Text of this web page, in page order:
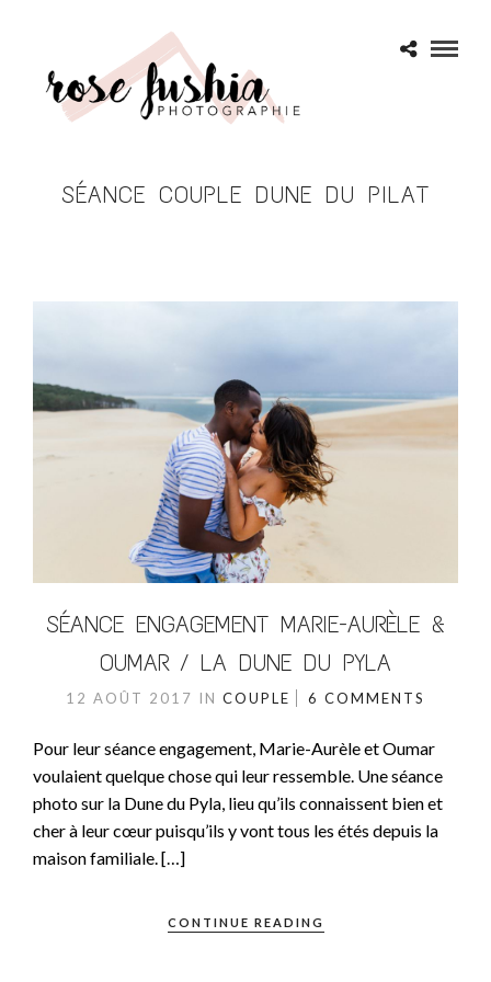
SÉANCE COUPLE DUNE DU PILAT
SÉANCE ENGAGEMENT MARIE-AURÈLE &
OUMAR / LA DUNE DU PYLA
12 AOÛT 2017 IN COUPLE 6 COMMENTS
Pour leur séance engagement, Marie-Aurèle et Oumar
voulaient quelque chose qui leur ressemble. Une séance
photo sur la Dune du Pyla, lieu qu’ils connaissent bien et
cher à leur cœur puisqu’ils y vont tous les étés depuis la
maison familiale. […]
CONTINUE READING